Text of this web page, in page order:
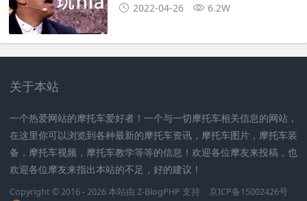
2022-04-26 6.2W
关于本站
一个热爱网站的摩托车爱好者！一个与一切摩托车相关信息的网站，
在这里你可以浏览到各种最新的摩托车资讯，摩托车图片，摩托车装
备，摩托车视频，摩托车教学等等的信息！欢迎各位摩友来投稿，也
欢迎各位摩友来指出本站的不足，好的建议！
Copyright © 2016 - 2026 本站由 Z-BlogPHP 支持
京ICP备15002426号